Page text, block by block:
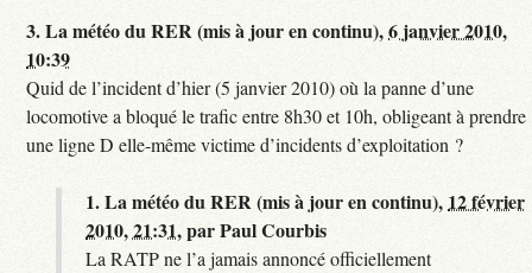
3.La météo du RER (mis à jour en continu),6 janvier 2010,
10:39
Quid de l’incident d’hier (5 janvier 2010) où la panne d’une
locomotive a bloqué le trafic entre 8h30 et 10h, obligeant à prendre
une ligne D elle-même victime d’incidents d’exploitation ?
1.La météo du RER (mis à jour en continu), 12 février
2010, 21:31,parPaul Courbis
La RATP ne l’a jamais annoncé officiellement